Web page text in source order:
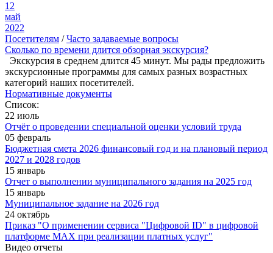
12
май
2022
Посетителям /Часто задаваемые вопросы
Сколько по времени длится обзорная экскурсия?
Экскурсия в среднем длится 45 минут. Мы рады предложить
экскурсионные программы для самых разных возрастных
категорий наших посетителей.
Нормативные документы
Список:
22 июль
Отчёт о проведении специальной оценки условий труда
05 февраль
Бюджетная смета 2026 финансовый год и на плановый период
2027 и 2028 годов
15 январь
Отчет о выполнении муниципального задания на 2025 год
15 январь
Муниципальное задание на 2026 год
24 октябрь
Приказ "О применении сервиса "Цифровой ID" в цифровой
платформе МАХ при реализации платных услуг"
Видео отчеты